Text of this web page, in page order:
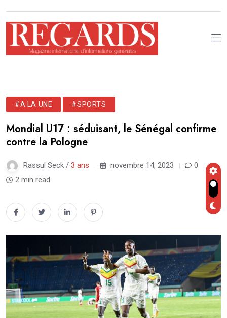
#A LA UNE #SPORTS
Mondial U17 : séduisant, le Sénégal confirme
contre la Pologne
Rassul Seck / 3 ans novembre 14, 2023
0
2 min read